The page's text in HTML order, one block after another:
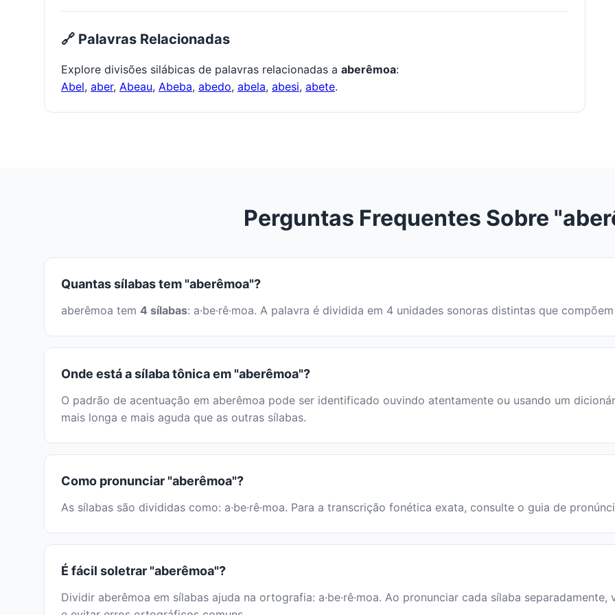
🔗 Palavras Relacionadas
Explore divisões silábicas de palavras relacionadas a aberêmoa:
Abel, aber, Abeau, Abeba, abedo, abela, abesi, abete.
Perguntas Frequentes Sobre
Quantas sílabas tem "aberêmoa"?
aberêmoa tem 4 sílabas: a·be·rê·moa. A palavra é dividida em 4 unidades sonoras distintas que
Onde está a sílaba tônica em "aberêmoa"?
O padrão de acentuação em aberêmoa pode ser identificado ouvindo atentamente ou usando um
mais longa e mais aguda que as outras sílabas.
Como pronunciar "aberêmoa"?
As sílabas são divididas como: a·be·rê·moa. Para a transcrição fonética exata, consulte o guia de
É fácil soletrar "aberêmoa"?
Dividir aberêmoa em sílabas ajuda na ortografia: a·be·rê·moa. Ao pronunciar cada sílaba